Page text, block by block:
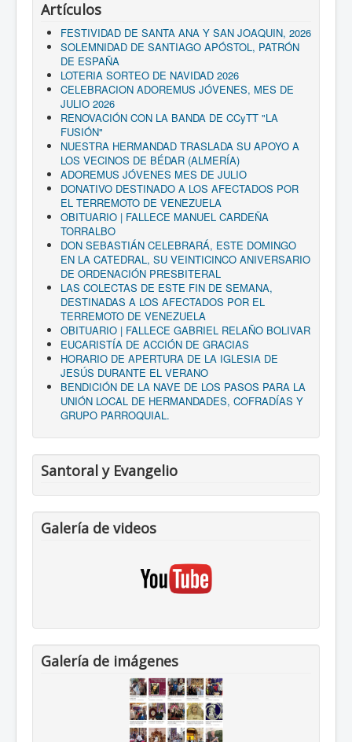
Artículos
FESTIVIDAD DE SANTA ANA Y SAN JOAQUIN, 2026
SOLEMNIDAD DE SANTIAGO APÓSTOL, PATRÓN
DE ESPAÑA
LOTERIA SORTEO DE NAVIDAD 2026
CELEBRACION ADOREMUS JÓVENES, MES DE
JULIO 2026
RENOVACIÓN CON LA BANDA DE CCyTT "LA
FUSIÓN"
NUESTRA HERMANDAD TRASLADA SU APOYO A
LOS VECINOS DE BÉDAR (ALMERÍA)
ADOREMUS JÓVENES MES DE JULIO
DONATIVO DESTINADO A LOS AFECTADOS POR
EL TERREMOTO DE VENEZUELA
OBITUARIO | FALLECE MANUEL CARDEÑA
TORRALBO
DON SEBASTIÁN CELEBRARÁ, ESTE DOMINGO
EN LA CATEDRAL, SU VEINTICINCO ANIVERSARIO
DE ORDENACIÓN PRESBITERAL
LAS COLECTAS DE ESTE FIN DE SEMANA,
DESTINADAS A LOS AFECTADOS POR EL
TERREMOTO DE VENEZUELA
OBITUARIO | FALLECE GABRIEL RELAÑO BOLIVAR
EUCARISTÍA DE ACCIÓN DE GRACIAS
HORARIO DE APERTURA DE LA IGLESIA DE
JESÚS DURANTE EL VERANO
BENDICIÓN DE LA NAVE DE LOS PASOS PARA LA
UNIÓN LOCAL DE HERMANDADES, COFRADÍAS Y
GRUPO PARROQUIAL.
Santoral y Evangelio
Galería de videos
Galería de imágenes